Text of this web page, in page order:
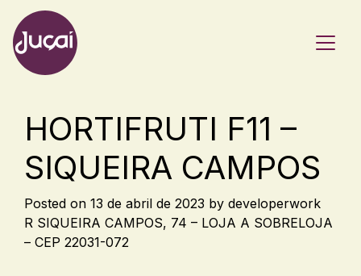
Main Navigation
HORTIFRUTI F11 –
SIQUEIRA CAMPOS
Posted on 13 de abril de 2023 by developerwork
R SIQUEIRA CAMPOS, 74 – LOJA A SOBRELOJA
– CEP 22031-072